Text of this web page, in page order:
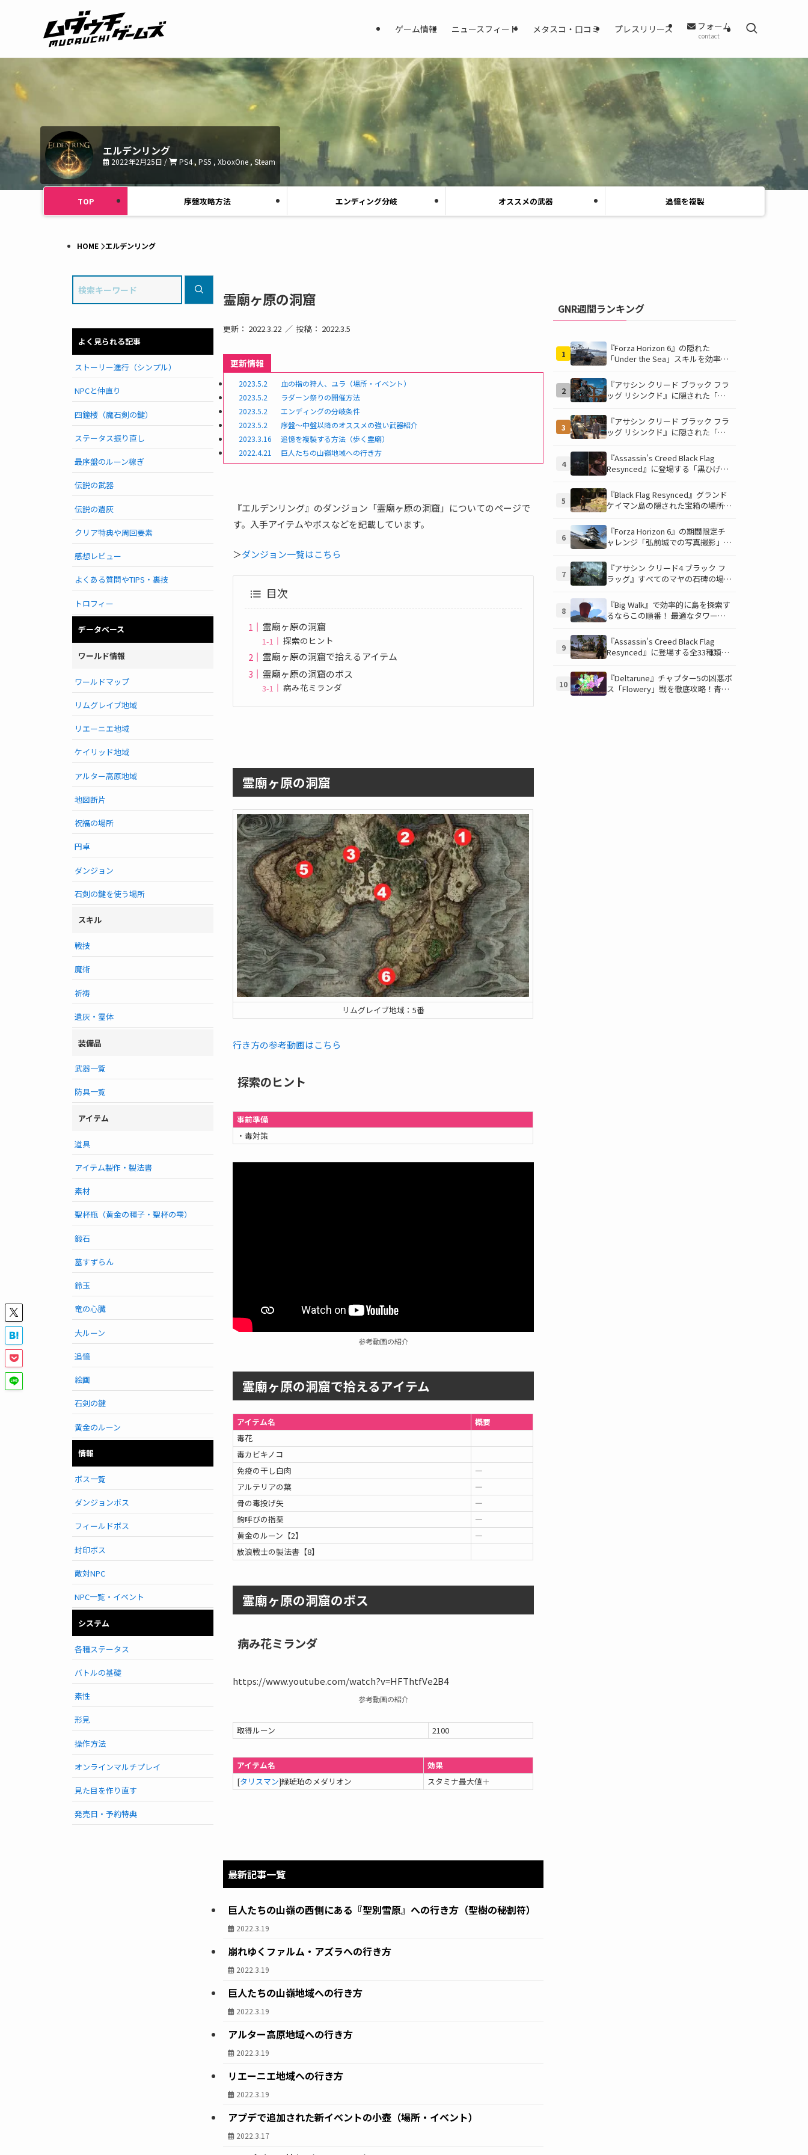
ゲーム情報 ニュースフィード メタスコ・口コミ プレスリリース フォーム
contact
エルデンリング
2022年2月25日 / PS4 , PS5 , XboxOne , Steam
TOP 序盤攻略方法 エンディング分岐 オススメの武器 追憶を複製
HOME エルデンリング
霊廟ヶ原の洞窟
更新： 2022.3.22 投稿： 2022.3.5
更新情報
2023.5.2
血の指の狩人、ユラ（場所・イベント）
2023.5.2
ラダーン祭りの開催方法
2023.5.2
エンディングの分岐条件
2023.5.2
序盤〜中盤以降のオススメの強い武器紹介
2023.3.16
追憶を複製する方法（歩く霊廟）
2022.4.21
巨人たちの山嶺地域への行き方
『エルデンリング』のダンジョン「霊廟ヶ原の洞窟」についてのページで
す。入手アイテムやボスなどを記載しています。
＞ダンジョン一覧はこちら
目次
霊廟ヶ原の洞窟
探索のヒント
霊廟ヶ原の洞窟で拾えるアイテム
霊廟ヶ原の洞窟のボス
病み花ミランダ
霊廟ヶ原の洞窟
リムグレイブ地域：5番
行き方の参考動画はこちら
探索のヒント
事前準備
・毒対策
参考動画の紹介
霊廟ヶ原の洞窟で拾えるアイテム
アイテム名
概要
毒花
毒カビキノコ
免疫の干し白肉
―
アルテリアの葉
―
骨の毒投げ矢
―
鉤呼びの指薬
―
黄金のルーン【2】
―
放浪戦士の製法書【8】
霊廟ヶ原の洞窟のボス
病み花ミランダ
https://www.youtube.com/watch?v=HFThtfVe2B4
参考動画の紹介
取得ルーン 2100
アイテム名
効果
[タリスマン]緑琥珀のメダリオン スタミナ最大値＋
最新記事一覧
巨人たちの山嶺の西側にある『聖別雪原』への行き方（聖樹の秘割符）
2022.3.19
崩れゆくファルム・アズラへの行き方
2022.3.19
巨人たちの山嶺地域への行き方
2022.3.19
アルター高原地域への行き方
2022.3.19
リエーニエ地域への行き方
2022.3.19
アプデで追加された新イベントの小壺（場所・イベント）
2022.3.17
よく見られる記事
ストーリー進行（シンプル）
NPCと仲直り
四鐘楼（魔石剣の鍵）
ステータス振り直し
最序盤のルーン稼ぎ
伝説の武器
伝説の遺灰
クリア特典や周回要素
感想レビュー
よくある質問やTIPS・裏技
トロフィー
データベース
ワールド情報
ワールドマップ
リムグレイブ地域
リエーニエ地域
ケイリッド地域
アルター高原地域
地図断片
祝福の場所
円卓
ダンジョン
石剣の鍵を使う場所
スキル
戦技
魔術
祈祷
遺灰・霊体
装備品
武器一覧
防具一覧
アイテム
道具
アイテム製作・製法書
素材
聖杯瓶（黄金の種子・聖杯の雫）
鍛石
墓すずらん
鈴玉
竜の心臓
大ルーン
追憶
絵画
石剣の鍵
黄金のルーン
情報
ボス一覧
ダンジョンボス
フィールドボス
封印ボス
敵対NPC
NPC一覧・イベント
システム
各種ステータス
バトルの基礎
素性
形見
操作方法
オンラインマルチプレイ
見た目を作り直す
発売日・予約特典
GNR週間ランキング
1
『Forza Horizon 6』の隠れた
「Under the Sea」スキルを効率的
の鍵は伊東の海藻養殖場にあり！
2
『アサシン クリード ブラック フラ
ッグ リシンクド』に隠された「黒
底洞窟の危険を乗り越え、伝説の報
酬を手に入れよう
3
『アサシン クリード ブラック フラ
ッグ リシンクド』に隠された「修
説！伝説のアイテムや新衣装を手に
入れるための「地図の断片」入手方
法と修復のコツを紹介！
4
『Assassin's Creed Black Flag
Resynced』に登場する「黒ひげの
説！隠された財宝を見つけよう！
5
『Black Flag Resynced』グランド
ケイマン島の隠された宝箱の場所を
ト」でしか到達できないお宝も明ら
かに
6
『Forza Horizon 6』の期間限定チ
ャレンジ「弘前城での写真撮影」攻
で日本の名城を駆け巡り、特別な報
酬を手に入れよう！
7
『アサシン クリード4 ブラック フ
ラッグ』すべてのマヤの石碑の場所
ヤの衣装を入手して海賊ライフを有
利に進めよう！
8
『Big Walk』で効率的に島を探索す
るならこの順番！ 最適なタワー攻
について解説
9
『Assassin's Creed Black Flag
Resynced』に登場する全33種類の
イルを自由にカスタマイズ！
10
『Deltarune』チャプター5の凶悪ボ
ス「Flowery」戦を徹底攻略！青い